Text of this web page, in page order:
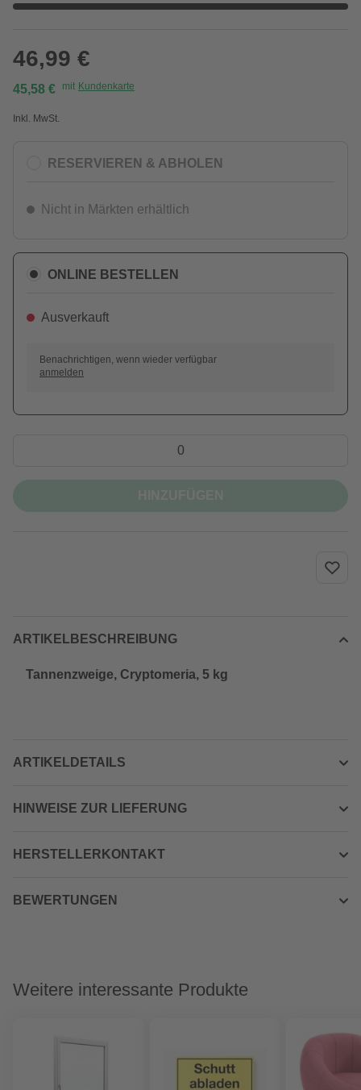
46,99 €
45,58 € mit Kundenkarte
Inkl. MwSt.
RESERVIEREN & ABHOLEN
Nicht in Märkten erhältlich
ONLINE BESTELLEN
Ausverkauft
Benachrichtigen, wenn wieder verfügbar
anmelden
ARTIKELBESCHREIBUNG
Tannenzweige, Cryptomeria, 5 kg
ARTIKELDETAILS
HINWEISE ZUR LIEFERUNG
HERSTELLERKONTAKT
BEWERTUNGEN
Weitere interessante Produkte